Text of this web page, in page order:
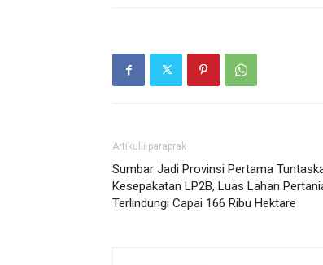
Artikulli paraprak
Sumbar Jadi Provinsi Pertama
Kesepakatan LP2B, Luas Lahan
Terlindungi Capai 166 Ribu Hektare